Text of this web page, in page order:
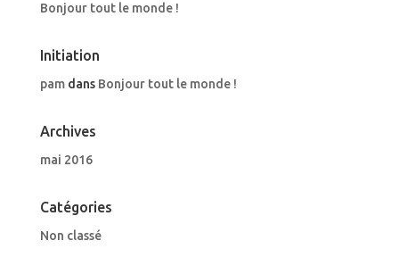
Bonjour tout le monde !
Initiation
pamdans Bonjour tout le monde !
Archives
mai 2016
Catégories
Non classé